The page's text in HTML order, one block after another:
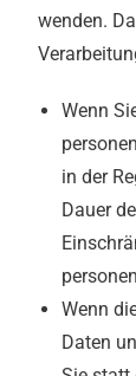
wenden.
Wenn
in der
Dauer
Wenn
Daten